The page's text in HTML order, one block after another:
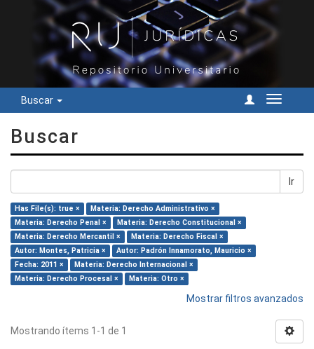
Buscar
Cambiar
Buscar
Ir
Has File(s): true ×
Materia: Derecho Administrativo ×
Materia: Derecho Penal ×
Materia: Derecho Constitucional ×
Materia: Derecho Mercantil ×
Materia: Derecho Fiscal ×
Autor: Montes, Patricia ×
Autor: Padrón Innamorato, Mauricio ×
Fecha: 2011 ×
Materia: Derecho Internacional ×
Materia: Derecho Procesal ×
Materia: Otro ×
Mostrar filtros avanzados
Mostrando ítems 1-1 de 1